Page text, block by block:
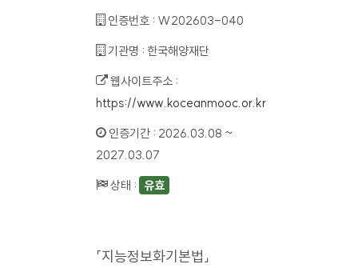
인증번호 : W202603-040
기관명 : 한국해양재단
웹사이트주소 :
https://www.koceanmooc.or.kr
인증기간 : 2026.03.08 ~
2027.03.07
상태 : 유효
「지능정보화기본법」